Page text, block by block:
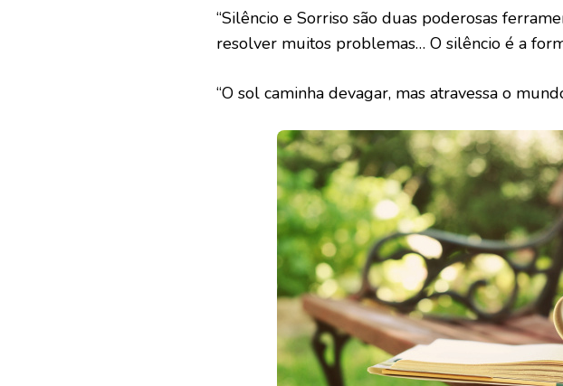
“Silêncio e Sorriso são duas poderosas
resolver muitos problemas… O silêncio é a
“O sol caminha devagar, mas atravessa o